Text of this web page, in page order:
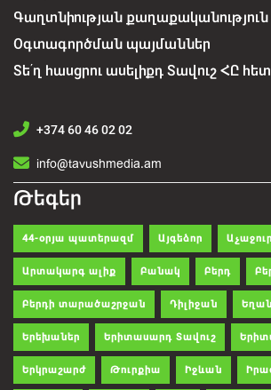
Գաղտնիության քաղաքականություն
Օգտագործման պայմաններ
Տե՛ղ հասցրու ասելիքդ Տավուշ ՀԸ հետ
+374 60 46 02 02
info@tavushmedia.am
Թեգեր
44-օրյա պատերազմ Այգեձոր Աչաջուր
Արտակարգ ալիք Բանակ Բերդ
Բերդի տարածաշրջան Դիլիջան
Երեխաներ Երիտասարդ Տավուշ
Երկրաշարժ Թուրքիա Իջևան